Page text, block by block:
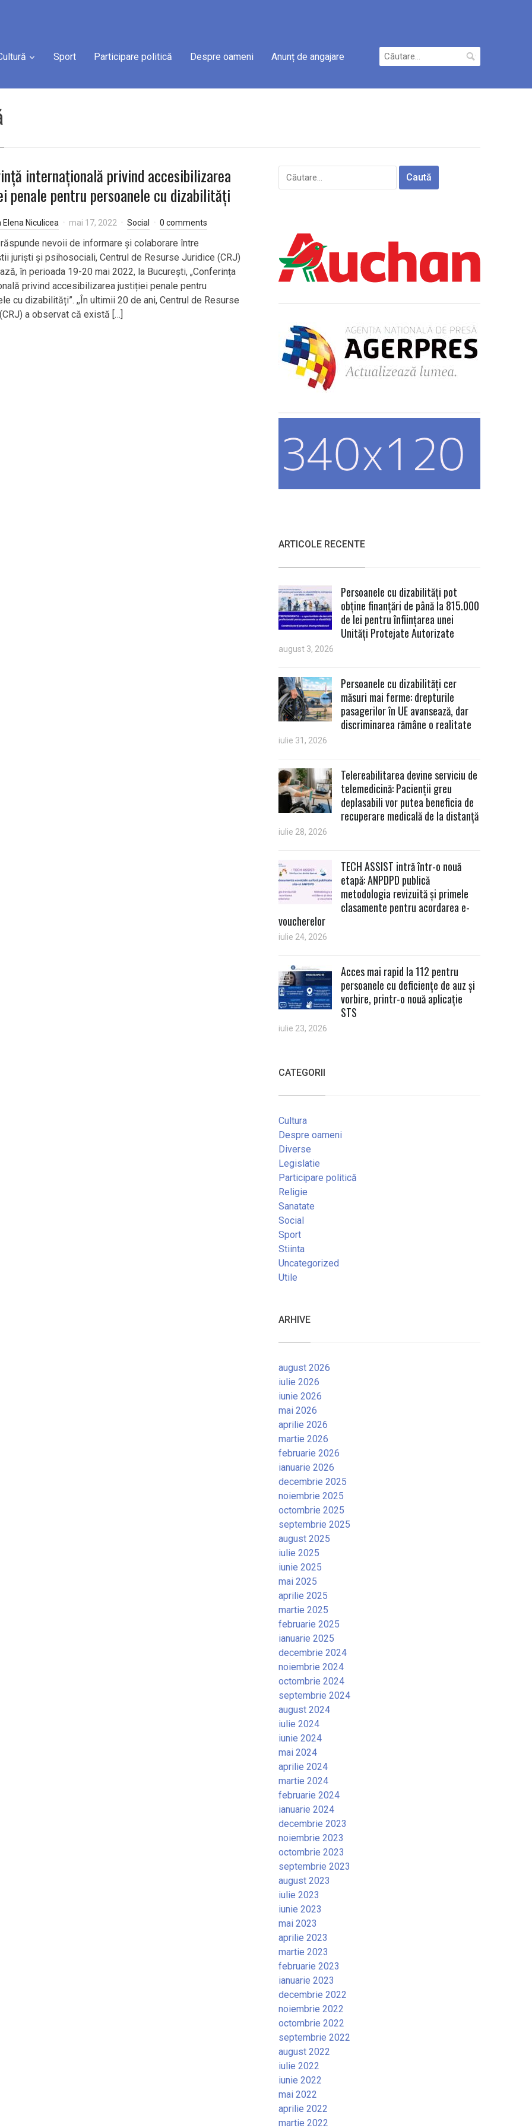
Sport Participare politică Despre oameni Anunț de angajare
Caută
după:
internațională privind accesibilizarea
penale pentru persoanele cu dizabilități
Elena Niculicea mai 17, 2022 Social 0 comments
nevoii de informare și colaborare între
juriști și psihosociali, Centrul de Resurse Juridice (CRJ)
în perioada 19-20 mai 2022, la București, „Conferința
privind accesibilizarea justiției penale pentru
cu dizabilități”. ,,În ultimii 20 de ani, Centrul de Resurse
a observat că există […]
Caută
după:
ARTICOLE RECENTE
Persoanele cu dizabilități pot
obține finanțări de până la 815.000
de lei pentru înființarea unei
Unități Protejate Autorizate
august 3, 2026
Persoanele cu dizabilități cer
măsuri mai ferme: drepturile
pasagerilor în UE avansează, dar
discriminarea rămâne o realitate
iulie 31, 2026
Telereabilitarea devine serviciu de
telemedicină: Pacienții greu
deplasabili vor putea beneficia de
recuperare medicală de la distanță
iulie 28, 2026
TECH ASSIST intră într-o nouă
etapă: ANPDPD publică
metodologia revizuită și primele
clasamente pentru acordarea e-
voucherelor
iulie 24, 2026
Acces mai rapid la 112 pentru
persoanele cu deficiențe de auz și
vorbire, printr-o nouă aplicație
STS
iulie 23, 2026
CATEGORII
Cultura
Despre oameni
Diverse
Legislatie
Participare politică
Religie
Sanatate
Social
Sport
Stiinta
Uncategorized
Utile
ARHIVE
august 2026
iulie 2026
iunie 2026
mai 2026
aprilie 2026
martie 2026
februarie 2026
ianuarie 2026
decembrie 2025
noiembrie 2025
octombrie 2025
septembrie 2025
august 2025
iulie 2025
iunie 2025
mai 2025
aprilie 2025
martie 2025
februarie 2025
ianuarie 2025
decembrie 2024
noiembrie 2024
octombrie 2024
septembrie 2024
august 2024
iulie 2024
iunie 2024
mai 2024
aprilie 2024
martie 2024
februarie 2024
ianuarie 2024
decembrie 2023
noiembrie 2023
octombrie 2023
septembrie 2023
august 2023
iulie 2023
iunie 2023
mai 2023
aprilie 2023
martie 2023
februarie 2023
ianuarie 2023
decembrie 2022
noiembrie 2022
octombrie 2022
septembrie 2022
august 2022
iulie 2022
iunie 2022
mai 2022
aprilie 2022
martie 2022